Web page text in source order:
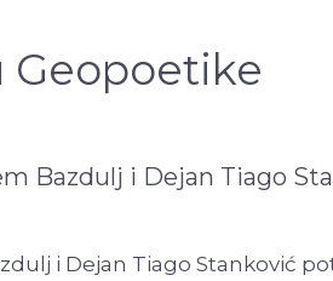
Geopoetike
Bazdulj i Dejan Tiago
i Dejan Tiago Stanković